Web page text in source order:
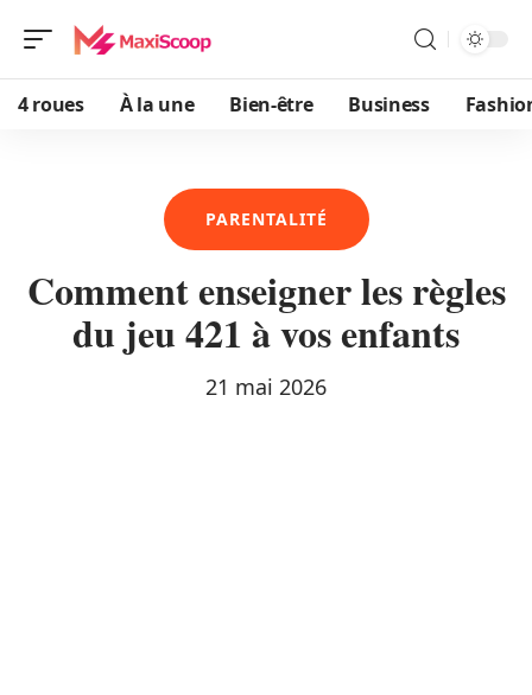
4 roues À la une Bien-être Business
PARENTALITÉ
Comment enseigner les règles
du jeu 421 à vos enfants
21 mai 2026